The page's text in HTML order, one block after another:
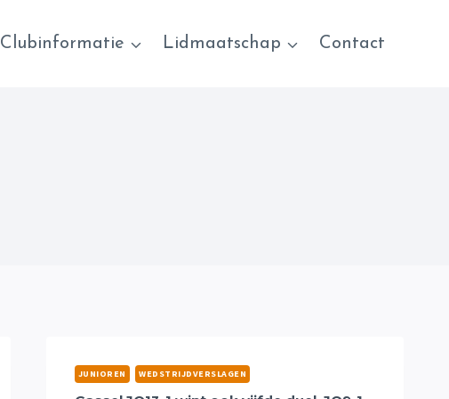
Clubinformatie Lidmaatschap Contact
JUNIOREN WEDSTRIJDVERSLAGEN